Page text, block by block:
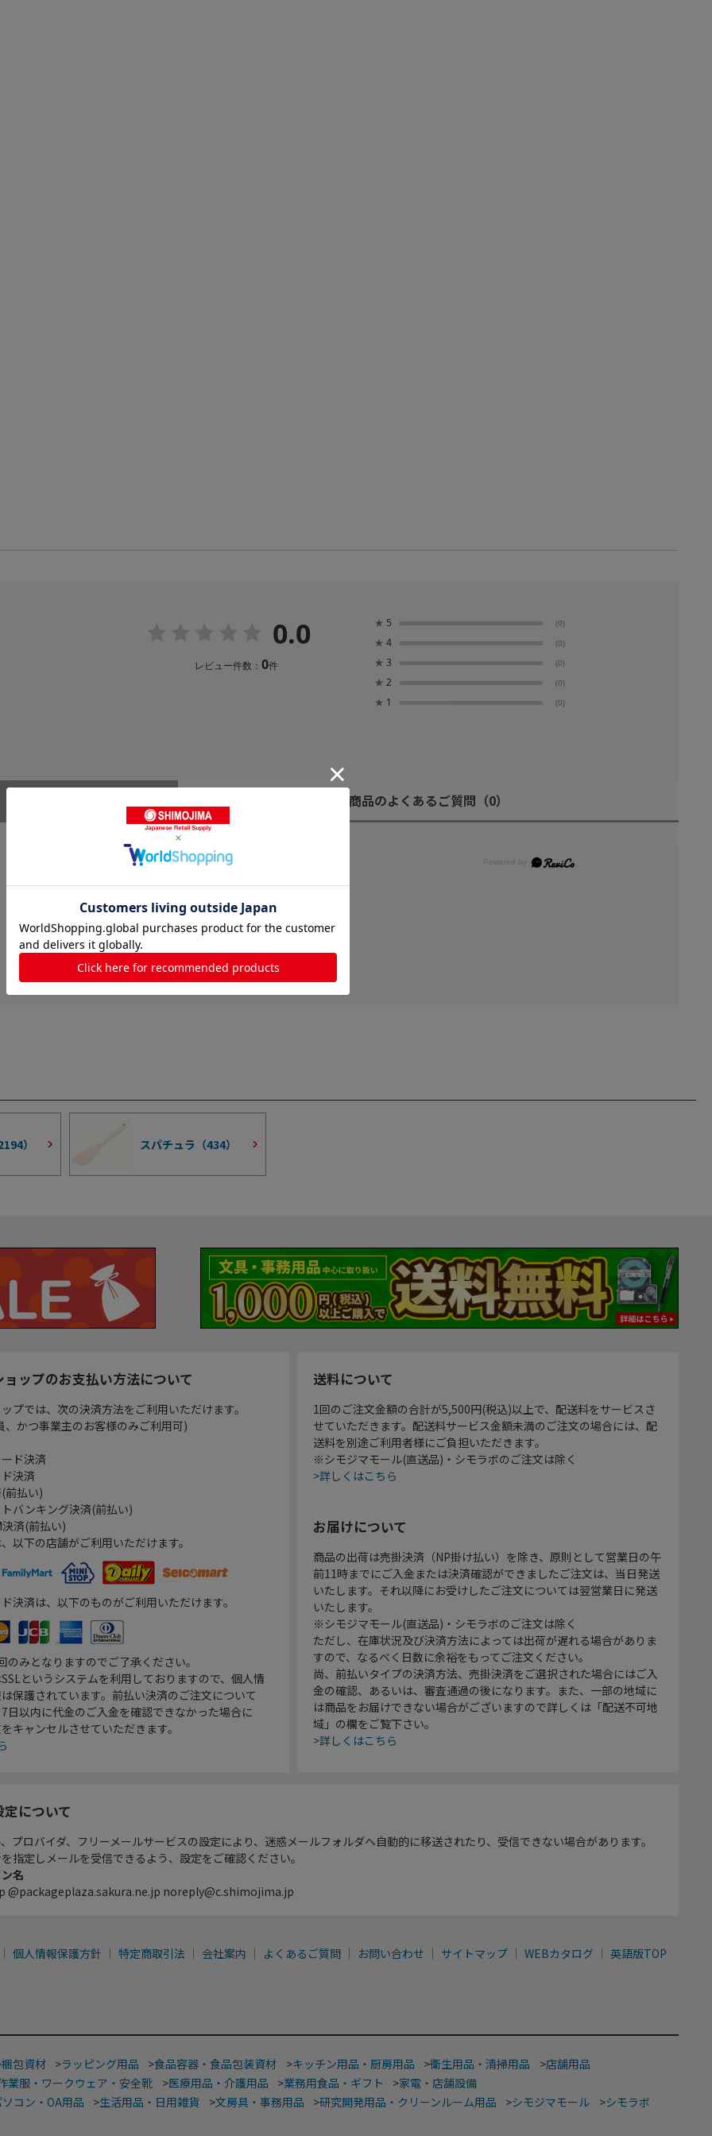
0.0
レビュー件数： 0件
★ 5 (0)
★ 4 (0)
★ 3 (0)
★ 2 (0)
★ 1 (0)
商品のよくあるご質問 （0）
） スパチュラ（434）
ップのお支払い方法について
プでは、次の決済方法をご利用いただけます。
、かつ事業主のお客様のみご利用可)
ド決済
決済
前払い)
バンキング決済(前払い)
決済(前払い)
以下の店舗がご利用いただけます。
決済は、以下のものがご利用いただけます。
のみとなりますのでご了承ください。
というシステムを利用しておりますので、個人情
保護されています。前払い決済のご注文について
日以内に代金のご入金を確認できなかった場合に
キャンセルさせていただきます。
送料について
1回のご注文金額の合計が5,500円(税込)以上で、配送料をサービスさ
せていただきます。配送料サービス金額未満のご注文の場合には、配
送料を別途ご利用者様にご負担いただきます。
※シモジマモール(直送品)・シモラボのご注文は除く
>詳しくはこちら
お届けについて
商品の出荷は売掛決済（NP掛け払い）を除き、原則として営業日の午
前11時までにご入金または決済確認ができましたご注文は、当日発送
いたします。それ以降にお受けしたご注文については翌営業日に発送
いたします。
※シモジマモール(直送品)・シモラボのご注文は除く
ただし、在庫状況及び決済方法によっては出荷が遅れる場合がありま
すので、なるべく日数に余裕をもってご注文ください。
尚、前払いタイプの決済方法、売掛決済をご選択された場合にはご入
金の確認、あるいは、審査通過の後になります。また、一部の地域に
は商品をお届けできない場合がございますので詳しくは「配送不可地
域」の欄をご覧下さい。
>詳しくはこちら
について
プロバイダ、フリーメールサービスの設定により、迷惑メールフォルダへ自動的に移送されたり、受信できない場合があります。
指定しメールを受信できるよう、設定をご確認ください。
名
@packageplaza.sakura.ne.jp noreply@c.shimojima.jp
個人情報保護方針 特定商取引法 会社案内 よくあるご質問 お問い合わせ サイトマップ WEBカタログ 英語版TOP
梱包資材 >ラッピング用品 >食品容器・食品包装資材 >キッチン用品・厨房用品 >衛生用品・清掃用品 >店舗用品
業服・ワークウェア・安全靴 >医療用品・介護用品 >業務用食品・ギフト >家電・店舗設備
コン・OA用品 >生活用品・日用雑貨 >文房具・事務用品 >研究開発用品・クリーンルーム用品 >シモジマモール >シモラボ